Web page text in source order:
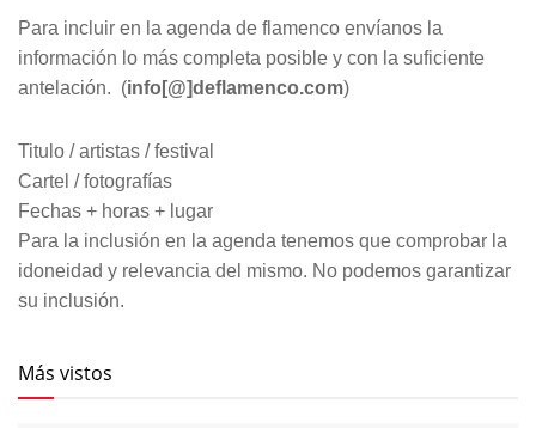
Para incluir en la agenda de flamenco envíanos la
información lo más completa posible y con la suficiente
antelación. (info[@]deflamenco.com)
Titulo / artistas / festival
Cartel / fotografías
Fechas + horas + lugar
Para la inclusión en la agenda tenemos que comprobar la
idoneidad y relevancia del mismo. No podemos garantizar
su inclusión.
Más vistos